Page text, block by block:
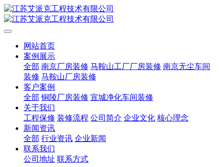
网站首页
案例展示
全部 南京厂房装修 马鞍山工厂厂房装修 南京无尘车间
装修 马鞍山厂房装修
客户案例
全部 铜陵厂房装修 宣城净化车间装修
关于我们
工程保修 装修流程 公司简介 企业文化 核心理念
新闻资讯
全部 行业资讯 企业新闻
联系我们
公司地址 联系方式